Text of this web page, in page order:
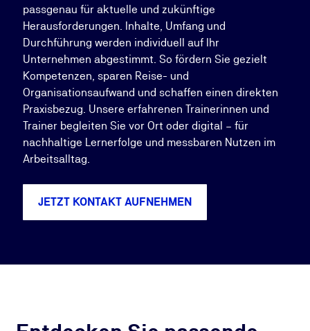
passgenau für aktuelle und zukünftige
Herausforderungen. Inhalte, Umfang und
Durchführung werden individuell auf Ihr
Unternehmen abgestimmt. So fördern Sie gezielt
Kompetenzen, sparen Reise- und
Organisationsaufwand und schaffen einen direkten
Praxisbezug. Unsere erfahrenen Trainerinnen und
Trainer begleiten Sie vor Ort oder digital – für
nachhaltige Lernerfolge und messbaren Nutzen im
Arbeitsalltag.
JETZT KONTAKT AUFNEHMEN